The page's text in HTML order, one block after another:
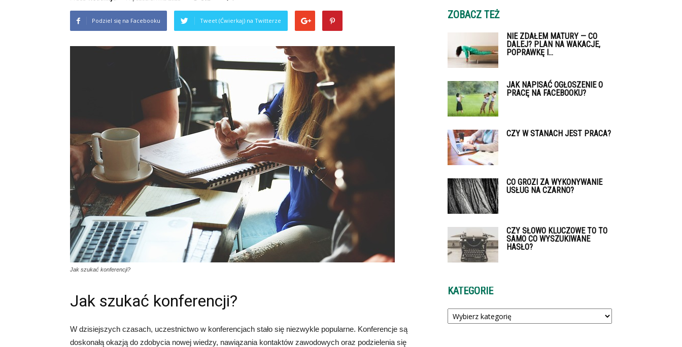
na
studiach
Podziel się na Facebooku Tweet (Ćwierkaj) na Twitterze
Jak szukać konferencji?
Jak szukać konferencji?
W dzisiejszych czasach, uczestnictwo w konferencjach stało się niezwykle popularne. Konferencje są
doskonałą okazją do zdobycia nowej wiedzy, nawiązania kontaktów zawodowych oraz podzielenia się
ZOBACZ TEŻ
NIE ZDAŁEM MATURY — CO
DALEJ? PLAN NA WAKACJE,
POPRAWKĘ I...
JAK NAPISAĆ OGŁOSZENIE O
PRACĘ NA FACEBOOKU?
CZY W STANACH JEST PRACA?
CO GROZI ZA WYKONYWANIE
USŁUG NA CZARNO?
CZY SŁOWO KLUCZOWE TO TO
SAMO CO WYSZUKIWANE
HASŁO?
KATEGORIE
Kategorie